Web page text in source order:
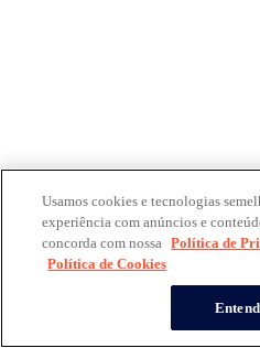
Usamos cookies e tecnologias
experiência com anúncios e
concorda com nossa Política de
Política de Cookies